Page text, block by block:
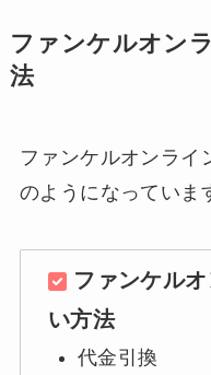
ファンケルオン
法
ファンケルオンライ
のようになっていま
ファンケル
い方法
代金引換